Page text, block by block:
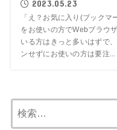
2023.05.23
「え？お気に入り(ブック
をお使いの方でWebブラウ
いる方はきっと多いはずで
ンせずにお使いの方は要注...